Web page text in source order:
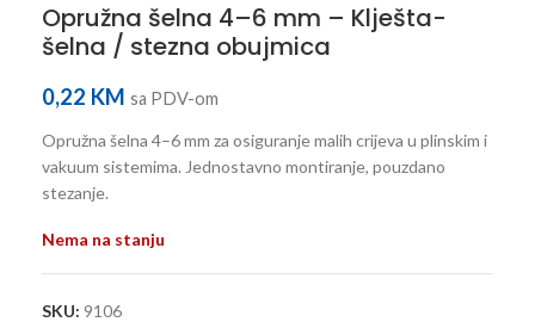
Opružna šelna 4–6 mm – Klješta-
šelna / stezna obujmica
0,22 KM sa PDV-om
Opružna šelna 4–6 mm za osiguranje malih crijeva u plinskim i
vakuum sistemima. Jednostavno montiranje, pouzdano
stezanje.
Nema na stanju
SKU: 9106